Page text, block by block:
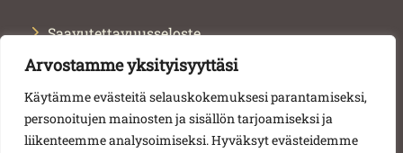
Arvostamme yksityisyyttäsi
Käytämme evästeitä selauskokemuksesi parantamiseksi,
personoitujen mainosten ja sisällön tarjoamiseksi ja
liikenteemme analysoimiseksi. Hyväksyt evästeidemme
Saavutettavuusseloste
Tietosuojaseloste
Toimitusehdot
© 2024 Tampereen kaupunki